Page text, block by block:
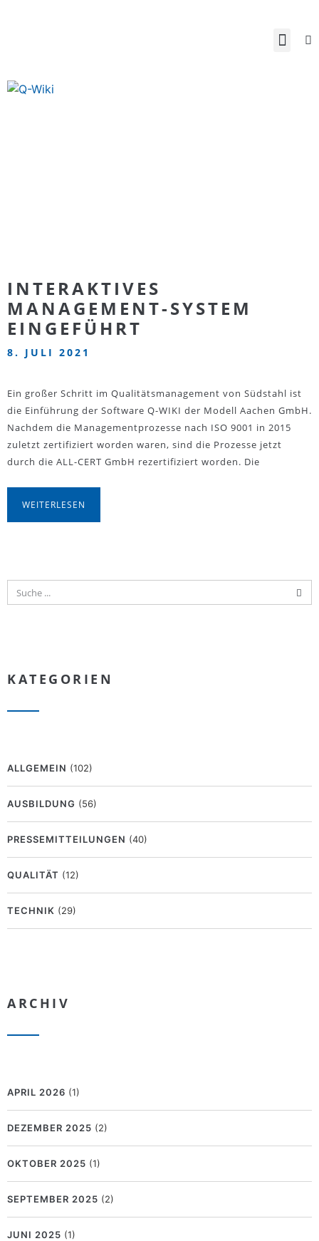
INTERAKTIVES
MANAGEMENT-SYSTEM
EINGEFÜHRT
8. JULI 2021
Ein großer Schritt im Qualitätsmanagement von Südstahl ist
die Einführung der Software Q-WIKI der Modell Aachen GmbH.
Nachdem die Managementprozesse nach ISO 9001 in 2015
zuletzt zertifiziert worden waren, sind die Prozesse jetzt
durch die ALL-CERT GmbH rezertifiziert worden. Die
WEITERLESEN
KATEGORIEN
ALLGEMEIN (102)
AUSBILDUNG (56)
PRESSEMITTEILUNGEN (40)
QUALITÄT (12)
TECHNIK (29)
ARCHIV
APRIL 2026 (1)
DEZEMBER 2025 (2)
OKTOBER 2025 (1)
SEPTEMBER 2025 (2)
JUNI 2025 (1)